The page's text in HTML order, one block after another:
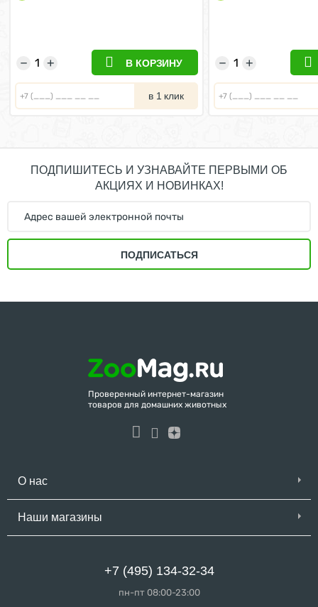
+
− В КОРЗИНУ
в 1 клик
+
−
ПОДПИШИТЕСЬ И УЗНАВАЙТЕ ПЕРВЫМИ ОБ
АКЦИЯХ И НОВИНКАХ!
ПОДПИСАТЬСЯ
Проверенный интернет-магазин
товаров для домашних животных
О нас
Наши магазины
+7 (495) 134-32-34
пн-пт 08:00-23:00